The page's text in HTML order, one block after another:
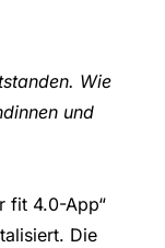
Wie
und
fit 4.0-App“
Die